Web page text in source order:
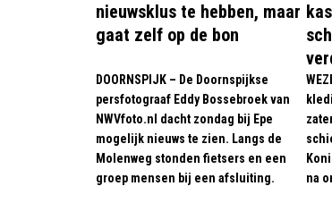
nieuwsklus te hebben, maar
gaat zelf op de bon
DOORNSPIJK – De Doornspijkse
persfotograaf Eddy Bossebroek van
NWVfoto.nl dacht zondag bij Epe
mogelijk nieuws te zien. Langs de
Molenweg stonden fietsers en een
groep mensen bij een afsluiting.
na